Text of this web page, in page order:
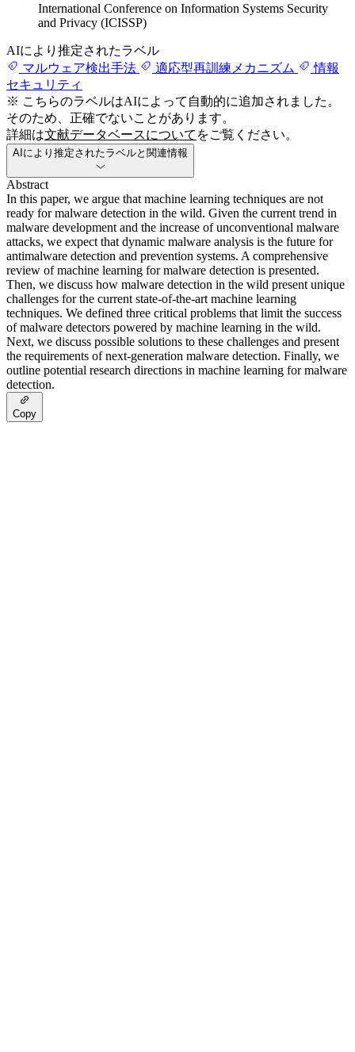
International Conference on Information Systems Security
and Privacy (ICISSP)
AIにより推定されたラベル
マルウェア検出手法
適応型再訓練メカニズム
情報
セキュリティ
※ こちらのラベルはAIによって自動的に追加されました。
そのため、正確でないことがあります。
詳細は文献データベースについて をご覧ください。
AIにより推定されたラベルと関連情報
Abstract
In this paper, we argue that machine learning techniques are not
ready for malware detection in the wild. Given the current trend in
malware development and the increase of unconventional malware
attacks, we expect that dynamic malware analysis is the future for
antimalware detection and prevention systems. A comprehensive
review of machine learning for malware detection is presented.
Then, we discuss how malware detection in the wild present unique
challenges for the current state-of-the-art machine learning
techniques. We defined three critical problems that limit the success
of malware detectors powered by machine learning in the wild.
Next, we discuss possible solutions to these challenges and present
the requirements of next-generation malware detection. Finally, we
outline potential research directions in machine learning for malware
detection.
Copy